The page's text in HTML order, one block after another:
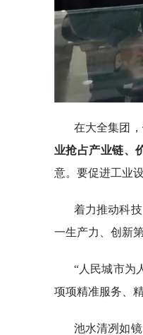
在大全集团，
业抢占产业链、
意。要促进工业
着力推动科
一生产力、创新
“人民城市为
项项精准服务、
池水清冽如